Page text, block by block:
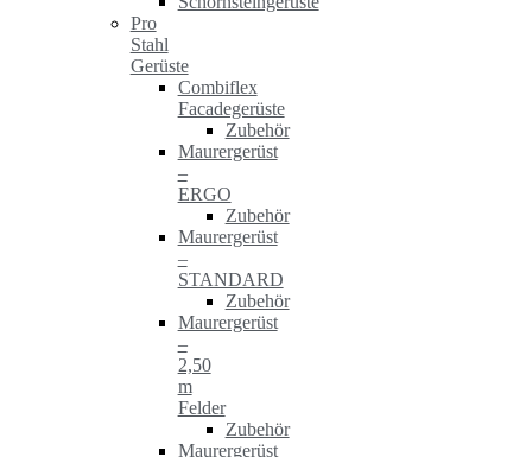
Pro
Stahl
Gerüste
Combiflex
Facadegerüste
Zubehör
Maurergerüst
–
ERGO
Zubehör
Maurergerüst
–
STANDARD
Zubehör
Maurergerüst
–
2,50
m
Felder
Zubehör
Maurergerüst